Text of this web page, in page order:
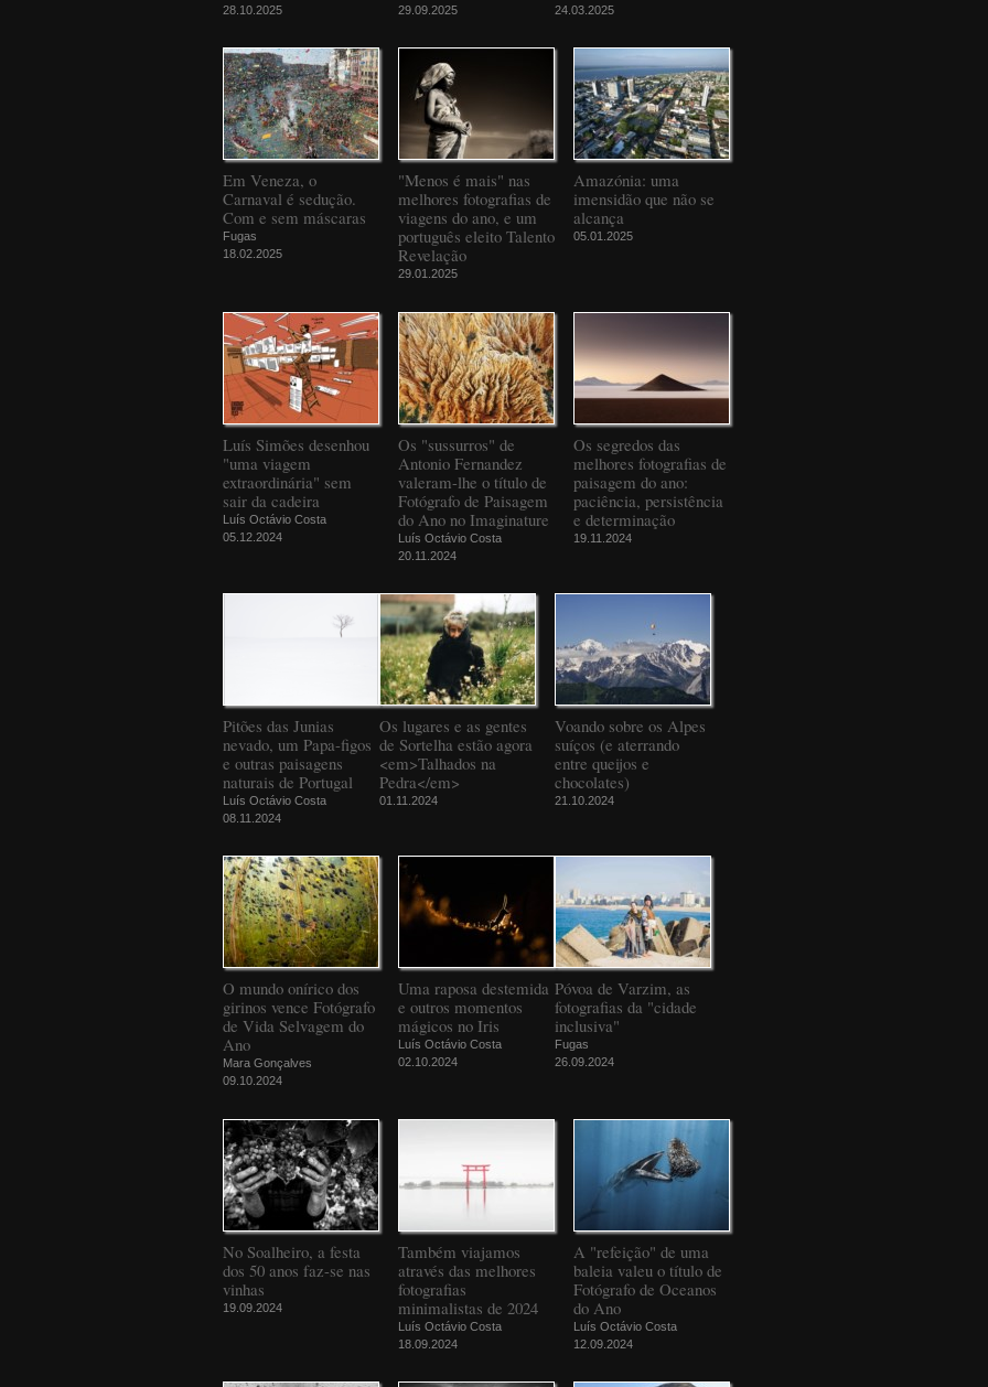
28.10.2025
29.09.2025
24.03.2025
Em Veneza, o
Carnaval é sedução.
Com e sem máscaras
Fugas
18.02.2025
"Menos é mais" nas
melhores fotografias de
viagens do ano, e um
português eleito Talento
Revelação
29.01.2025
Amazónia: uma
imensidão que não se
alcança
05.01.2025
Luís Simões desenhou
"uma viagem
extraordinária" sem
sair da cadeira
Luís Octávio Costa
05.12.2024
Os "sussurros" de
Antonio Fernandez
valeram-lhe o título de
Fotógrafo de Paisagem
do Ano no Imaginature
Luís Octávio Costa
20.11.2024
Os segredos das
melhores fotografias de
paisagem do ano:
paciência, persistência
e determinação
19.11.2024
Pitões das Junias
nevado, um Papa-figos
e outras paisagens
naturais de Portugal
Luís Octávio Costa
08.11.2024
Os lugares e as gentes
de Sortelha estão agora
<em>Talhados na
Pedra</em>
01.11.2024
Voando sobre os Alpes
suíços (e aterrando
entre queijos e
chocolates)
21.10.2024
O mundo onírico dos
girinos vence Fotógrafo
de Vida Selvagem do
Ano
Mara Gonçalves
09.10.2024
Uma raposa destemida
e outros momentos
mágicos no Iris
Luís Octávio Costa
02.10.2024
Póvoa de Varzim, as
fotografias da "cidade
inclusiva"
Fugas
26.09.2024
No Soalheiro, a festa
dos 50 anos faz-se nas
vinhas
19.09.2024
Também viajamos
através das melhores
fotografias
minimalistas de 2024
Luís Octávio Costa
18.09.2024
A "refeição" de uma
baleia valeu o título de
Fotógrafo de Oceanos
do Ano
Luís Octávio Costa
12.09.2024